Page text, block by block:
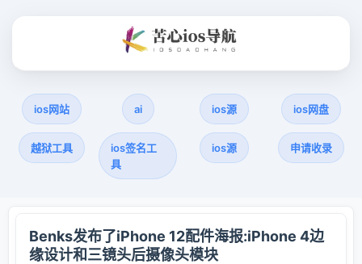
ios网站 ai ios源 ios网盘
越狱工具
ios签名工
具
ios源 申请收录
Benks发布了iPhone 12配件海报:iPhone 4边
缘设计和三镜头后摄像头模块